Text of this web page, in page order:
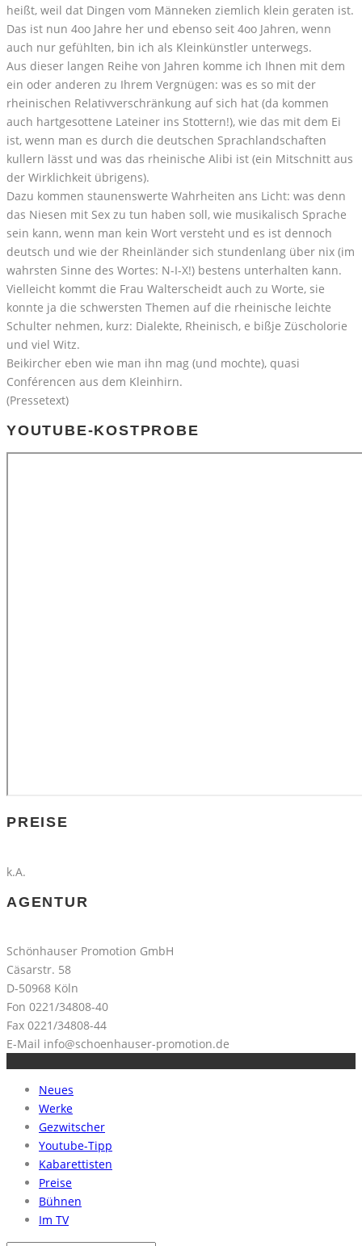
heißt, weil dat Dingen vom Männeken ziemlich klein geraten ist.
Das ist nun 4oo Jahre her und ebenso seit 4oo Jahren, wenn
auch nur gefühlten, bin ich als Kleinkünstler unterwegs.
Aus dieser langen Reihe von Jahren komme ich Ihnen mit dem
ein oder anderen zu Ihrem Vergnügen: was es so mit der
rheinischen Relativverschränkung auf sich hat (da kommen
auch hartgesottene Lateiner ins Stottern!), wie das mit dem Ei
ist, wenn man es durch die deutschen Sprachlandschaften
kullern lässt und was das rheinische Alibi ist (ein Mitschnitt aus
der Wirklichkeit übrigens).
Dazu kommen staunenswerte Wahrheiten ans Licht: was denn
das Niesen mit Sex zu tun haben soll, wie musikalisch Sprache
sein kann, wenn man kein Wort versteht und es ist dennoch
deutsch und wie der Rheinländer sich stundenlang über nix (im
wahrsten Sinne des Wortes: N-I-X!) bestens unterhalten kann.
Vielleicht kommt die Frau Walterscheidt auch zu Worte, sie
konnte ja die schwersten Themen auf die rheinische leichte
Schulter nehmen, kurz: Dialekte, Rheinisch, e bißje Züscholorie
und viel Witz.
Beikircher eben wie man ihn mag (und mochte), quasi
Conférencen aus dem Kleinhirn.
(Pressetext)
YOUTUBE-KOSTPROBE
PREISE
k.A.
AGENTUR
Schönhauser Promotion GmbH
Cäsarstr. 58
D-50968 Köln
Fon 0221/34808-40
Fax 0221/34808-44
E-Mail info@schoenhauser-promotion.de
Neues
Werke
Gezwitscher
Youtube-Tipp
Kabarettisten
Preise
Bühnen
Im TV